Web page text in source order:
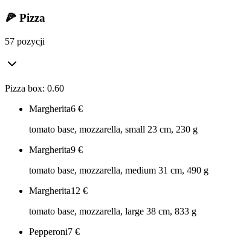
🍕 Pizza
57 pozycji
Pizza box: 0.60
Margherita6 €
tomato base, mozzarella, small 23 cm, 230 g
Margherita9 €
tomato base, mozzarella, medium 31 cm, 490 g
Margherita12 €
tomato base, mozzarella, large 38 cm, 833 g
Pepperoni7 €